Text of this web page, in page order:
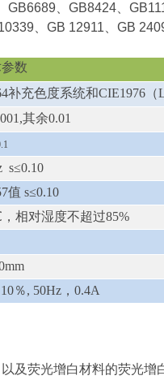
GB6689 GB8424
GB 12911 GB
数
补充色度系统和CIE1976
其余0.01
s≤0.10
值 s≤0.10
相对湿度不超过85%
％, 50Hz，0.4A
以及荧光增白材料的荧光增